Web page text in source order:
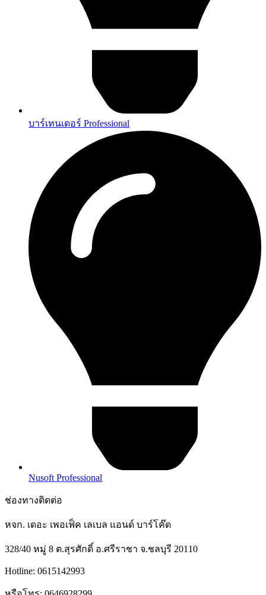
บาร์เทนเดอร์ Professional
Nusoft Professional
ช่องทางติดต่อ
หจก. เดอะ เพอเฟ็ค เลเบล แอนด์ บาร์โค๊ด
328/40 หมู่ 8 ต.สุรศักดิ์ อ.ศรีราชา จ.ชลบุรี 20110
Hotline: 0615142993